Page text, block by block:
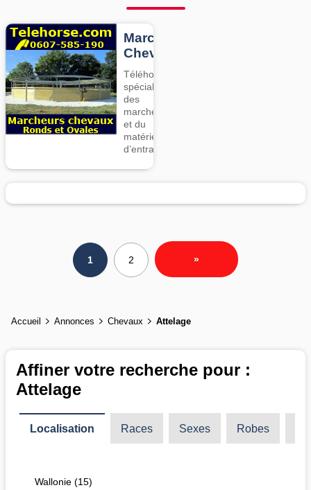
Marcheurs
Chevaux
Téléhorse,
spécialiste
des
marcheurs
et du
matériel
d’entrainement
1 2 »
Accueil Annonces Chevaux Attelage
Affiner votre recherche pour :
Attelage
Localisation Races Sexes Robes
Wallonie (15)